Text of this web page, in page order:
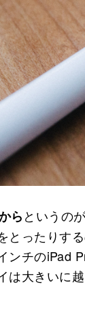
らというの
ったりする
チのiPad
は大きいに